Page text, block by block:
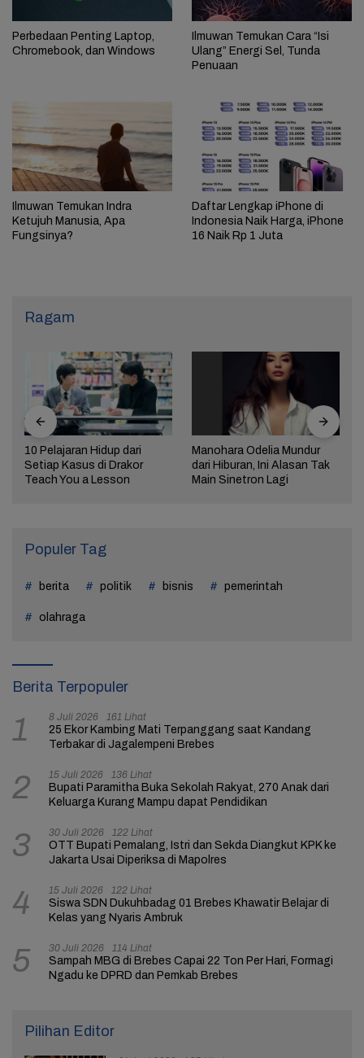
Perbedaan Penting Laptop,
Chromebook, dan Windows
Ilmuwan Temukan Cara “Isi
Ulang” Energi Sel, Tunda
Penuaan
Ilmuwan Temukan Indra
Ketujuh Manusia, Apa
Fungsinya?
Daftar Lengkap iPhone di
Indonesia Naik Harga, iPhone
16 Naik Rp 1 Juta
Ragam
10 Pelajaran Hidup dari
Setiap Kasus di Drakor
Teach You a Lesson
Manohara Odelia Mundur
dari Hiburan, Ini Alasan Tak
Main Sinetron Lagi
Populer Tag
berita politik bisnis pemerintah
olahraga
Berita Terpopuler
1 8 Juli 2026 161 Lihat
25 Ekor Kambing Mati Terpanggang saat Kandang
Terbakar di Jagalempeni Brebes
2 15 Juli 2026 136 Lihat
Bupati Paramitha Buka Sekolah Rakyat, 270 Anak dari
Keluarga Kurang Mampu dapat Pendidikan
3 30 Juli 2026 122 Lihat
OTT Bupati Pemalang, Istri dan Sekda Diangkut KPK ke
Jakarta Usai Diperiksa di Mapolres
4 15 Juli 2026 122 Lihat
Siswa SDN Dukuhbadag 01 Brebes Khawatir Belajar di
Kelas yang Nyaris Ambruk
5 30 Juli 2026 114 Lihat
Sampah MBG di Brebes Capai 22 Ton Per Hari, Formagi
Ngadu ke DPRD dan Pemkab Brebes
Pilihan Editor